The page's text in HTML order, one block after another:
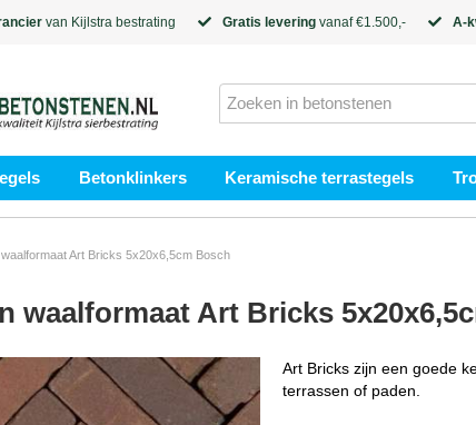
van Kijlstra bestrating Gratis levering vanaf €1.500,- A-
Betonklinkers Keramische terrastegels
Art Bricks 5x20x6,5cm Bosch
waalformaat Art Bricks
Art Bricks zijn een goede
terrassen of paden.